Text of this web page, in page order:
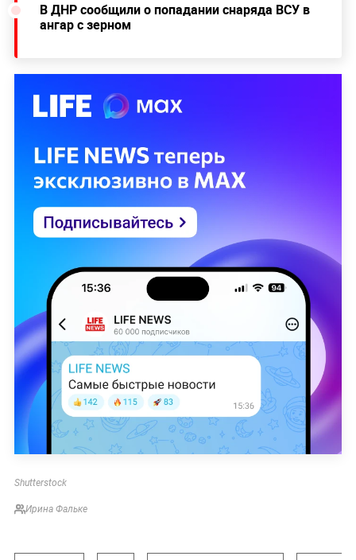
В ДНР сообщили о попадании снаряда ВСУ в
ангар с зерном
Shutterstock
Ирина Фальке